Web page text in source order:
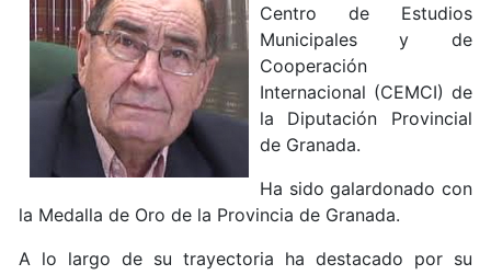
Centro de Estudios
Municipales y de
Cooperación
Internacional (CEMCI) de
la Diputación Provincial
de Granada.
Ha sido galardonado con
la Medalla de Oro de la Provincia de Granada.
A lo largo de su trayectoria ha destacado por su